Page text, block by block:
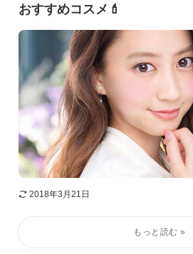
おすすめコスメ💄
2018年3月21日